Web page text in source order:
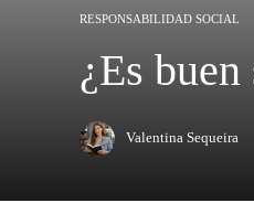
RESPONSABILIDAD SOCIAL
¿Es
Valentina Sequeira